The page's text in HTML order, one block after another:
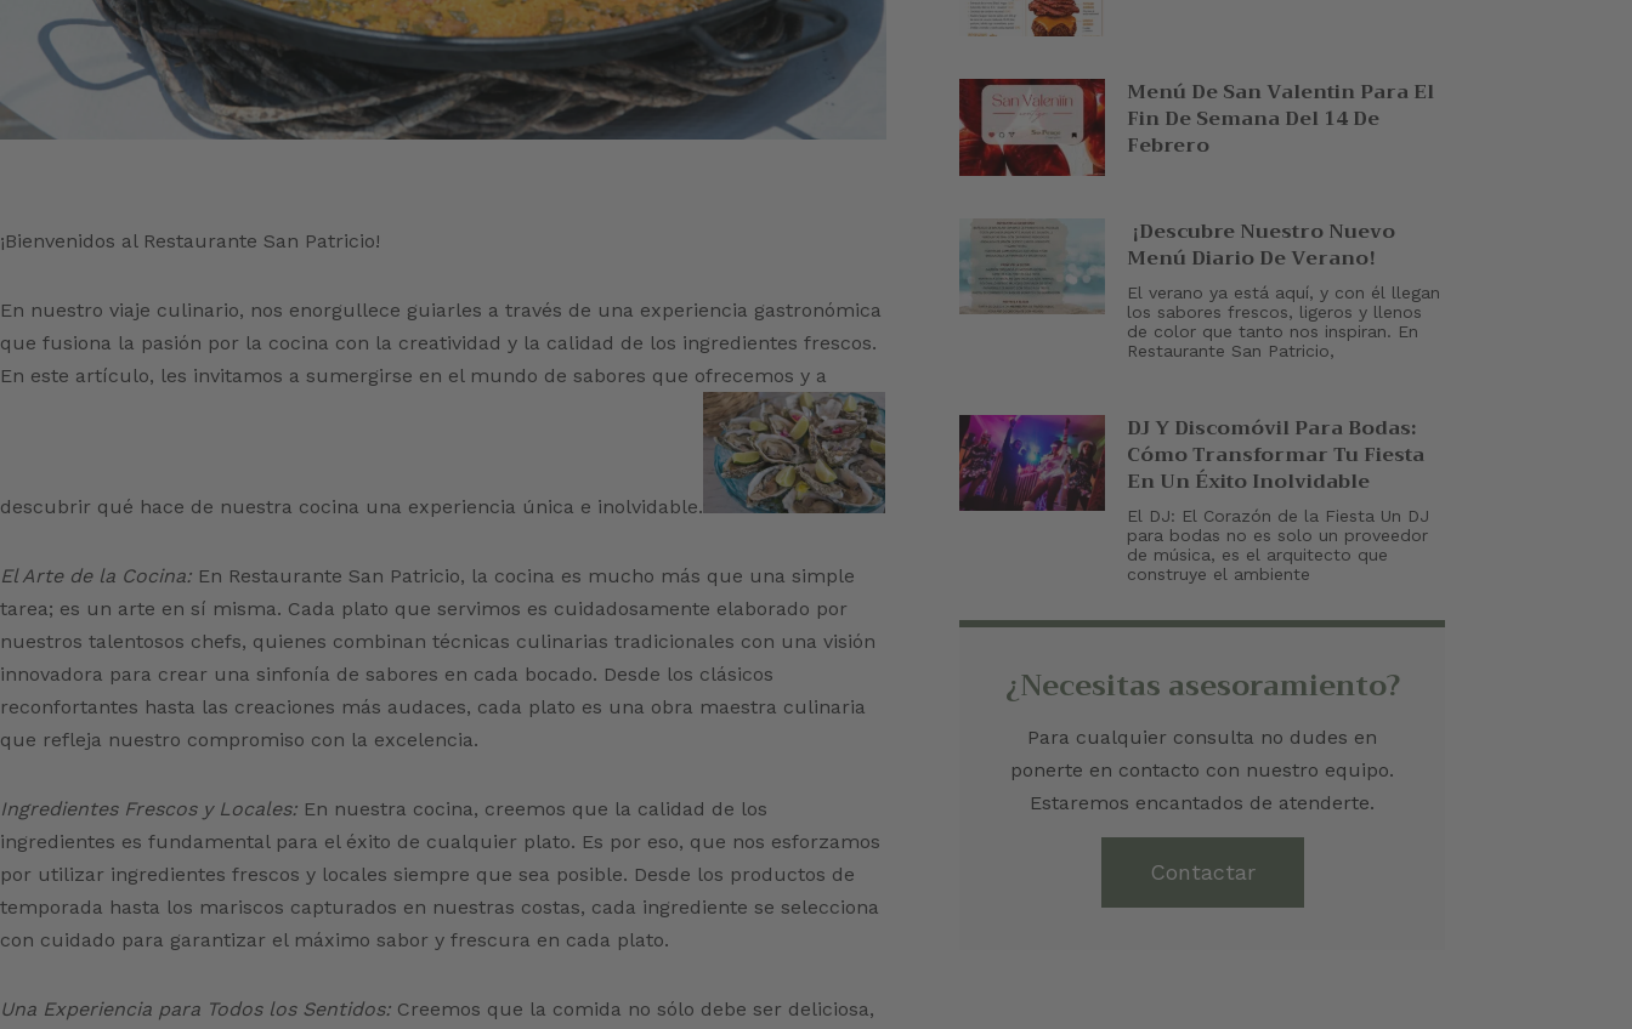
¡Bienvenidos al Restaurante San Patricio!
En nuestro viaje culinario, nos enorgullece guiarles a través de una experiencia gastronómica
que fusiona la pasión por la cocina con la creatividad y la calidad de los ingredientes frescos.
En este artículo, les invitamos a sumergirse en el mundo de sabores que ofrecemos y a
descubrir qué hace de nuestra cocina una experiencia única e inolvidable.
El Arte de la Cocina: En Restaurante San Patricio, la cocina es mucho más que una simple
tarea; es un arte en sí misma. Cada plato que servimos es cuidadosamente elaborado por
nuestros talentosos chefs, quienes combinan técnicas culinarias tradicionales con una visión
innovadora para crear una sinfonía de sabores en cada bocado. Desde los clásicos
reconfortantes hasta las creaciones más audaces, cada plato es una obra maestra culinaria
que refleja nuestro compromiso con la excelencia.
Ingredientes Frescos y Locales: En nuestra cocina, creemos que la calidad de los
ingredientes es fundamental para el éxito de cualquier plato. Es por eso, que nos esforzamos
por utilizar ingredientes frescos y locales siempre que sea posible. Desde los productos de
temporada hasta los mariscos capturados en nuestras costas, cada ingrediente se selecciona
con cuidado para garantizar el máximo sabor y frescura en cada plato.
Una Experiencia para Todos los Sentidos: Creemos que la comida no sólo debe ser deliciosa,
Menú De San Valentin Para El
Fin De Semana Del 14 De
Febrero
¡Descubre Nuestro Nuevo
Menú Diario De Verano!
El verano ya está aquí, y con él llegan
los sabores frescos, ligeros y llenos
de color que tanto nos inspiran. En
Restaurante San Patricio,
DJ Y Discomóvil Para Bodas:
Cómo Transformar Tu Fiesta
En Un Éxito Inolvidable
El DJ: El Corazón de la Fiesta Un DJ
para bodas no es solo un proveedor
de música, es el arquitecto que
construye el ambiente
¿Necesitas asesoramiento?
Para cualquier consulta no dudes en
ponerte en contacto con nuestro equipo.
Estaremos encantados de atenderte.
Contactar